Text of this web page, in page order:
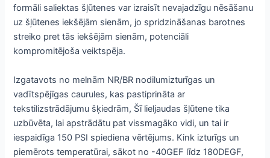
formāli saliektas šļūtenes var izraisīt nevajadzīgu nēsāšanu
uz šļūtenes iekšējām sienām, jo ​​spridzināšanas barotnes
streiko pret tās iekšējām sienām, potenciāli
kompromitējoša veiktspēja.
Izgatavots no melnām NR/BR nodilumizturīgas un
vadītspējīgas caurules, kas pastiprināta ar
tekstilizstrādājumu šķiedrām, Šī lieljaudas šļūtene tika
uzbūvēta, lai apstrādātu pat vissmagāko vidi, un tai ir
iespaidīga 150 PSI spiediena vērtējums. Kink izturīgs un
piemērots temperatūrai, sākot no -40GEF līdz 180DEGF,